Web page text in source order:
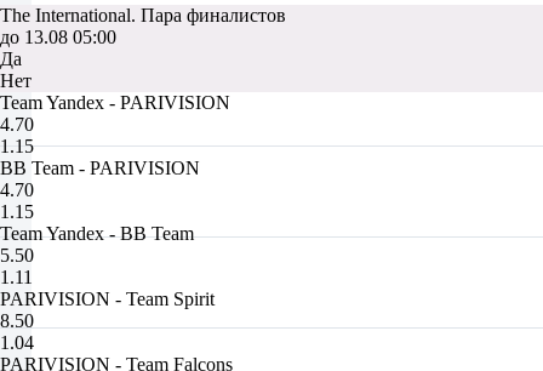
The International. Пара финалистов
до 13.08 05:00
Да
Нет
Team Yandex - PARIVISION
4.70
1.15
BB Team - PARIVISION
4.70
1.15
Team Yandex - BB Team
5.50
1.11
PARIVISION - Team Spirit
8.50
1.04
PARIVISION - Team Falcons